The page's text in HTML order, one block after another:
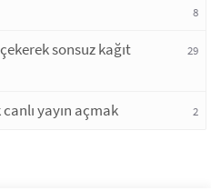
8
sonsuz kağıt
29
yayın açmak 2